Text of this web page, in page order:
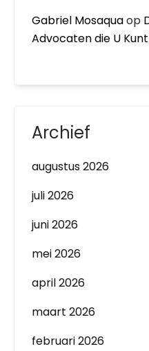
Gabriel Mosaquaop
Advocaten die U
Archief
augustus 2026
juli 2026
juni 2026
mei 2026
april 2026
maart 2026
februari 2026